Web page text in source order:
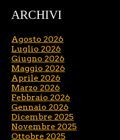
ARCHIVI
Agosto 2026
Luglio 2026
Giugno 2026
Maggio 2026
Aprile 2026
Marzo 2026
Febbraio 2026
Gennaio 2026
Dicembre 2025
Novembre 2025
Ottobre 2025